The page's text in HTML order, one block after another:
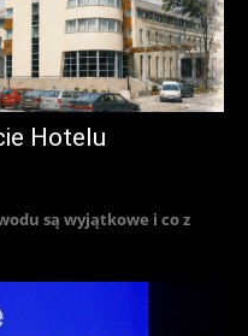
Hotelu
są wyjątkowe i co z